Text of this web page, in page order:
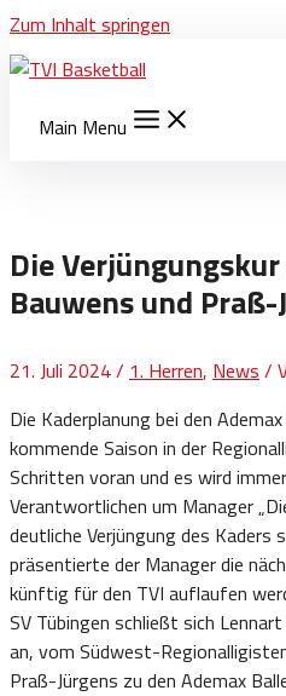
Zum Inhalt springen
Main Menu
Die
Bauwens und
21. Juli 2024/ 1. Herren, News /
Die Kaderplanung bei den
kommende Saison in der
Schritten voran und es wird
Verantwortlichen um Manager
deutliche Verjüngung des Kaders
präsentierte der Manager die
künftig für den TVI auflaufen
SV Tübingen schließt sich
an, vom Südwest-
Praß-Jürgens zu den Ademax